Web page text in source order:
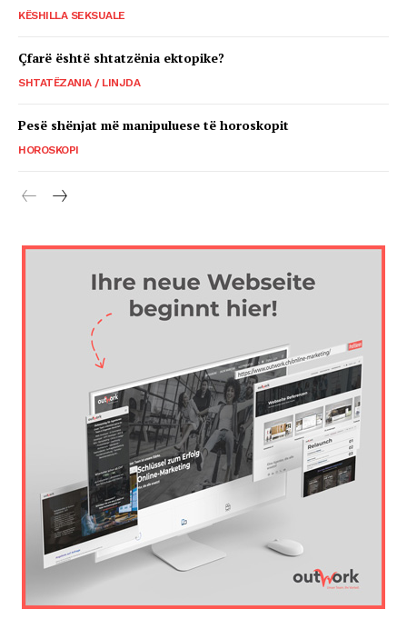
KËSHILLA SEKSUALE
Çfarë është shtatzënia ektopike?
SHTATËZANIA / LINJDA
Pesë shënjat më manipuluese të horoskopit
HOROSKOPI